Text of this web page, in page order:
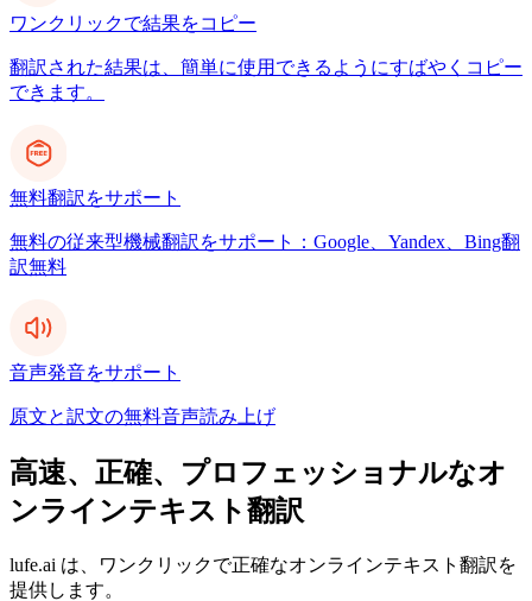
ワンクリックで結果をコピー
翻訳された結果は、簡単に使用できるようにすばやくコピー
できます。
無料翻訳をサポート
無料の従来型機械翻訳をサポート：Google、Yandex、Bing翻
訳無料
音声発音をサポート
原文と訳文の無料音声読み上げ
高速、正確、プロフェッショナルなオ
ンラインテキスト翻訳
lufe.ai は、ワンクリックで正確なオンラインテキスト翻訳を
提供します。